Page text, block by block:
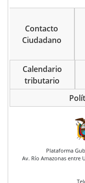
Contacto
Ciudadano
Calendario
tributario
pie de página
Plataforma
Av. Río Amazonas entre